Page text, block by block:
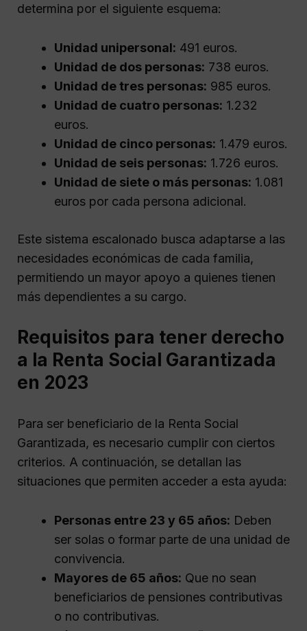
determina por el siguiente esquema:
Unidad unipersonal: 491 euros.
Unidad de dos personas: 738 euros.
Unidad de tres personas: 985 euros.
Unidad de cuatro personas: 1.232
euros.
Unidad de cinco personas: 1.479 euros.
Unidad de seis personas: 1.726 euros.
Unidad de siete o más personas: 1.081
euros por cada persona adicional.
Este sistema escalonado busca adaptarse a las
necesidades económicas de cada familia,
permitiendo un mayor apoyo a quienes tienen
más dependientes a su cargo.
Requisitos para tener derecho
a la Renta Social Garantizada
en 2023
Para ser beneficiario de la Renta Social
Garantizada, es necesario cumplir con ciertos
criterios. A continuación, se detallan las
situaciones que permiten acceder a esta ayuda:
Personas entre 23 y 65 años: Deben
ser solas o formar parte de una unidad de
convivencia.
Mayores de 65 años: Que no sean
beneficiarios de pensiones contributivas
o no contributivas.